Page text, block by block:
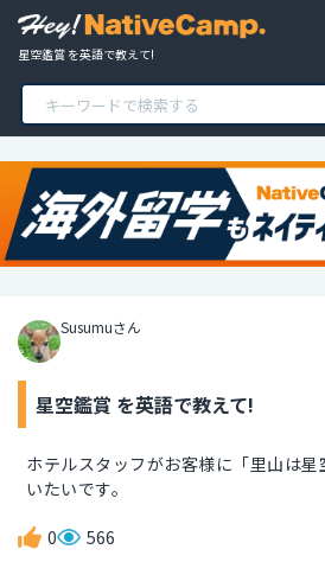
星空鑑賞 を英語で教えて!
Susumuさん
星空鑑賞 を英語で教えて!
ホテルスタッフがお客様に「里山は
いたいです。
0 566